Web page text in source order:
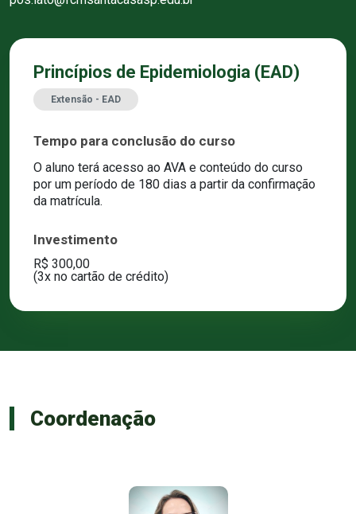
Princípios de Epidemiologia (EAD)
Extensão - EAD
Tempo para conclusão do curso
O aluno terá acesso ao AVA e conteúdo do curso
por um período de 180 dias a partir da confirmação
da matrícula.
Investimento
R$ 300,00
(3x no cartão de crédito)
Coordenação